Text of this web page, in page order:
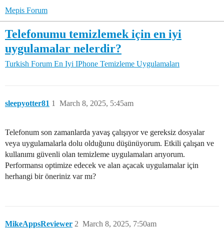
Mepis Forum
Telefonumu temizlemek için en iyi
uygulamalar nelerdir?
Turkish Forum En Iyi IPhone Temizleme Uygulamaları
sleepyotter81 March 8, 2025, 5:45am
1
Telefonum son zamanlarda yavaş çalışıyor ve gereksiz dosyalar
veya uygulamalarla dolu olduğunu düşünüyorum. Etkili çalışan ve
kullanımı güvenli olan temizleme uygulamaları arıyorum.
Performansı optimize edecek ve alan açacak uygulamalar için
herhangi bir öneriniz var mı?
MikeAppsReviewer March 8, 2025, 7:50am
2